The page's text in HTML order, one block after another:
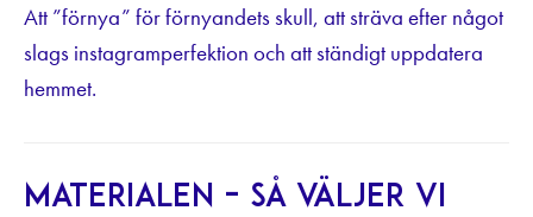
Att ”förnya” för förnyandets skull, att sträva efter något
slags instagramperfektion och att ständigt uppdatera
hemmet.
Materialen – så väljer vi